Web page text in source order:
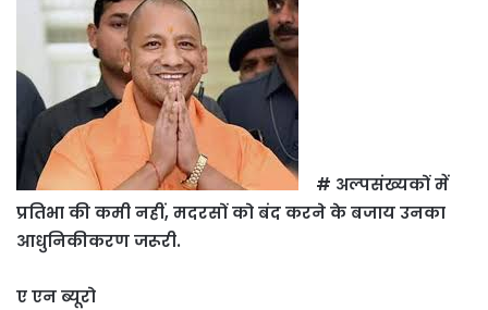
# अल्पसंख्यकों में
प्रतिभा की कमी नहीं, मदरसों को बंद करने के बजाय उनका
आधुनिकीकरण जरूरी.
ए एन ब्यूरो